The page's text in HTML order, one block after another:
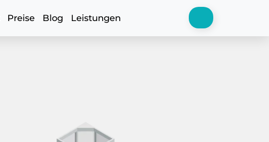
Preise Blog Leistungen